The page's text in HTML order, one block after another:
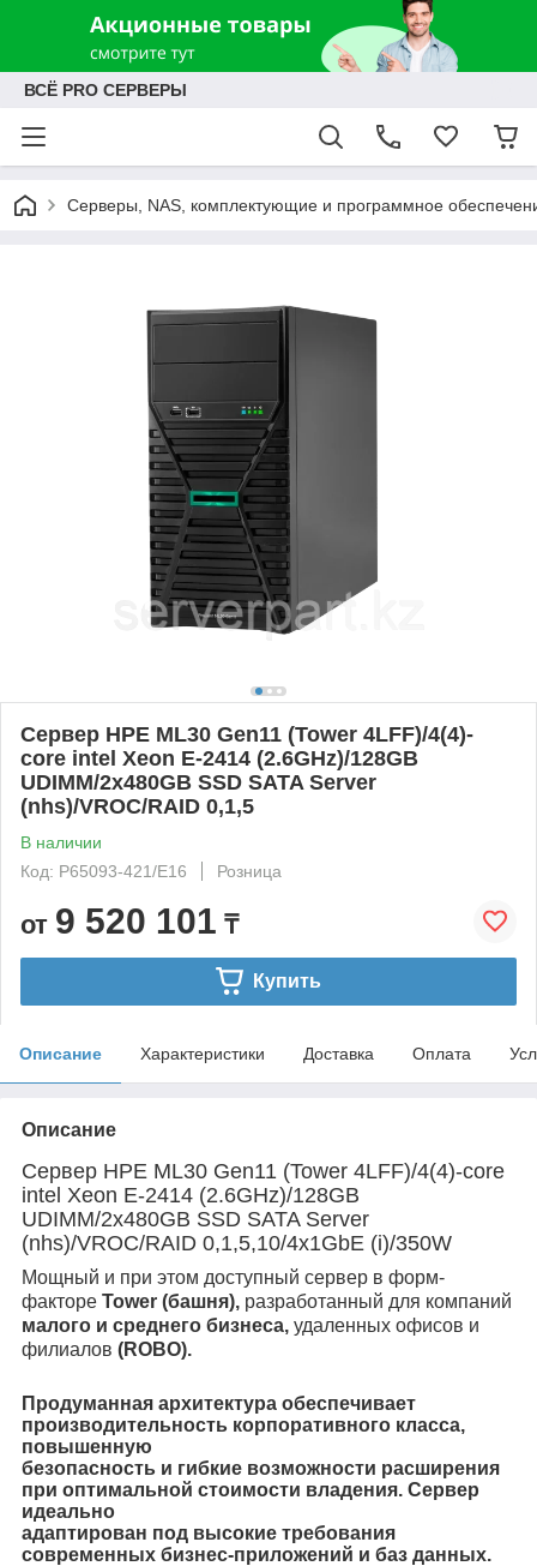
ВСЁ PRO СЕРВЕРЫ
Серверы, NAS, комплектующие и программное
Сервер HPE ML30 Gen11 (Tower 4LFF)/4(4)-
core intel Xeon E-2414 (2.6GHz)/128GB
UDIMM/2x480GB SSD SATA Server
(nhs)/VROC/RAID 0,1,5
В наличии
Код: P65093-421/E16
Розница
от 9 520 101 ₸
Купить
Описание Характеристики Доставка Оплата
Описание
Сервер HPE ML30 Gen11 (Tower 4LFF)/4(4)-core
intel Xeon E-2414 (2.6GHz)/128GB
UDIMM/2x480GB SSD SATA Server
(nhs)/VROC/RAID 0,1,5,10/4x1GbE (i)/350W
Мощный и при этом доступный сервер в форм-
факторе Tower (башня), разработанный для компаний
малого и среднего бизнеса, удаленных офисов и
филиалов (ROBO).
Продуманная архитектура обеспечивает
производительность корпоративного класса,
повышенную
безопасность и гибкие возможности расширения
при оптимальной стоимости владения. Сервер
идеально
адаптирован под высокие требования
современных бизнес-приложений и баз данных.